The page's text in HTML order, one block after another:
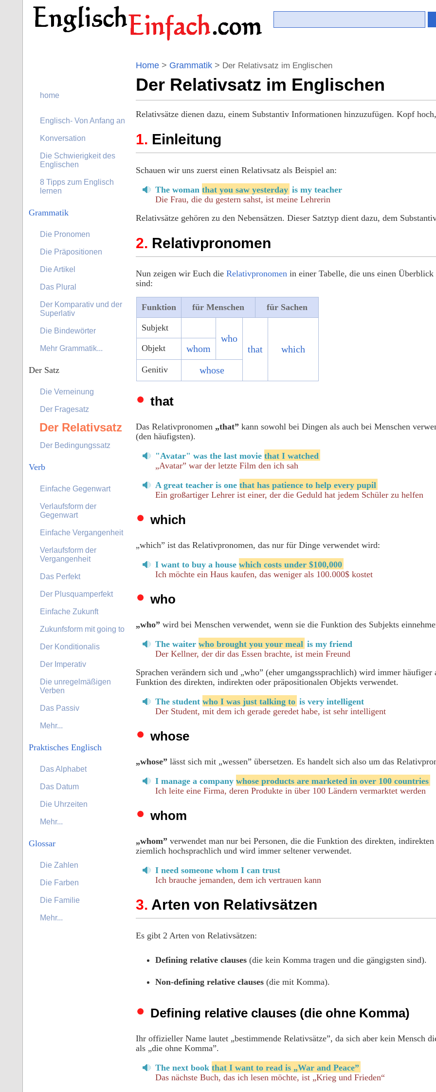
Home > Grammatik > Der Relativsatz im Englischen
Der Relativsatz im Englischen
Relativsätze dienen dazu, einem Substantiv Informationen hinzuzufügen. Kopf
Einleitung
Schauen wir uns zuerst einen Relativsatz als Beispiel an:
The woman that you saw yesterday is my teacher
Die Frau, die du gestern sahst, ist meine Lehrerin
Relativsätze gehören zu den Nebensätzen. Dieser Satztyp dient dazu, dem
Relativpronomen
Nun zeigen wir Euch die Relativpronomen in einer Tabelle, die uns einen
sind:
Funktion für Menschen für Sachen
Subjekt
who
that
which
Objekt whom
Genitiv whose
that
Das Relativpronomen „that” kann sowohl bei Dingen als auch bei Menschen
(den häufigsten).
"Avatar" was the last movie that I watched
„Avatar” war der letzte Film den ich sah
A great teacher is one that has patience to help every pupil
Ein großartiger Lehrer ist einer, der die Geduld hat jedem Schüler zu helfen
which
„which” ist das Relativpronomen, das nur für Dinge verwendet wird:
I want to buy a house which costs under $100,000
Ich möchte ein Haus kaufen, das weniger als 100.000$ kostet
who
„who” wird bei Menschen verwendet, wenn sie die Funktion des Subjekts
The waiter who brought you your meal is my friend
Der Kellner, der dir das Essen brachte, ist mein Freund
Sprachen verändern sich und „who” (eher umgangssprachlich) wird immer
Funktion des direkten, indirekten oder präpositionalen Objekts verwendet.
The student who I was just talking to is very intelligent
Der Student, mit dem ich gerade geredet habe, ist sehr intelligent
whose
„whose” lässt sich mit „wessen” übersetzen. Es handelt sich also um das
I manage a company whose products are marketed in over 100 countries
Ich leite eine Firma, deren Produkte in über 100 Ländern vermarktet werden
whom
„whom” verwendet man nur bei Personen, die die Funktion des direkten,
ziemlich hochsprachlich und wird immer seltener verwendet.
I need someone whom I can trust
Ich brauche jemanden, dem ich vertrauen kann
Arten von Relativsätzen
Es gibt 2 Arten von Relativsätzen:
Defining relative clauses (die kein Komma tragen und die gängigsten sind).
Non-defining relative clauses (die mit Komma).
Defining relative clauses (die ohne Komma)
Ihr offizieller Name lautet „bestimmende Relativsätze”, da sich aber kein Mensch
als „die ohne Komma”.
The next book that I want to read is „War and Peace”
Das nächste Buch, das ich lesen möchte, ist „Krieg und Frieden“
home
Englisch- Von Anfang an
Konversation
Die Schwierigkeit des
Englischen
8 Tipps zum Englisch
lernen
Grammatik
Die Pronomen
Die Präpositionen
Die Artikel
Das Plural
Der Komparativ und der
Superlativ
Die Bindewörter
Mehr Grammatik...
Der Satz
Die Verneinung
Der Fragesatz
Der Relativsatz
Der Bedingungssatz
Verb
Einfache Gegenwart
Verlaufsform der
Gegenwart
Einfache Vergangenheit
Verlaufsform der
Vergangenheit
Das Perfekt
Der Plusquamperfekt
Einfache Zukunft
Zukunfsform mit going to
Der Konditionalis
Der Imperativ
Die unregelmäßigen
Verben
Das Passiv
Mehr...
Praktisches Englisch
Das Alphabet
Das Datum
Die Uhrzeiten
Mehr...
Glossar
Die Zahlen
Die Farben
Die Familie
Mehr...